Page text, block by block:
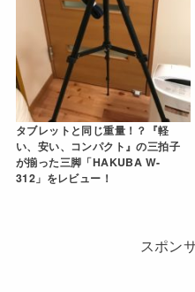
タブレットと同じ重量！？『軽
い、安い、コンパクト』の三拍子
が揃った三脚「HAKUBA W-
312」をレビュー！
スポン